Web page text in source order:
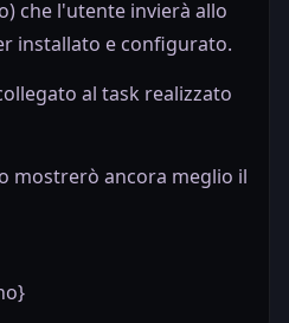
che l'utente invierà allo
installato e configurato.
al task realizzato
mostrerò ancora meglio il